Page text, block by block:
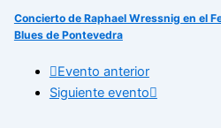
Concierto de Raphael Wressnig en el
Blues de Pontevedra
Evento anterior
Siguiente evento